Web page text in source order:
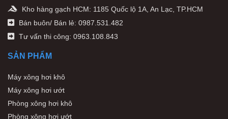
Kho hàng gạch HCM: 1185 Quốc lộ 1A, An Lạc, TP.HCM
Bán buôn/ Bán lẻ: 0987.531.482
Tư vấn thi công: 0963.108.843
SẢN PHẨM
Máy xông hơi khô
Máy xông hơi ướt
Phòng xông hơi khô
Phòng xông hơi ướt